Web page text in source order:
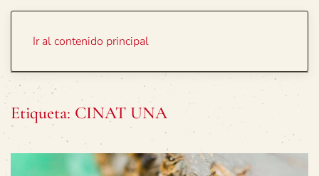
Ir al contenido principal
Etiqueta: CINAT UNA